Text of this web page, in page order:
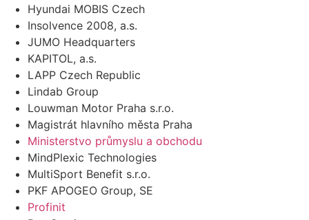
Hyundai MOBIS Czech
Insolvence 2008, a.s.
JUMO Headquarters
KAPITOL, a.s.
LAPP Czech Republic
Lindab Group
Louwman Motor Praha s.r.o.
Magistrát hlavního města Praha
Ministerstvo průmyslu a obchodu
MindPlexic Technologies
MultiSport Benefit s.r.o.
PKF APOGEO Group, SE
Profinit